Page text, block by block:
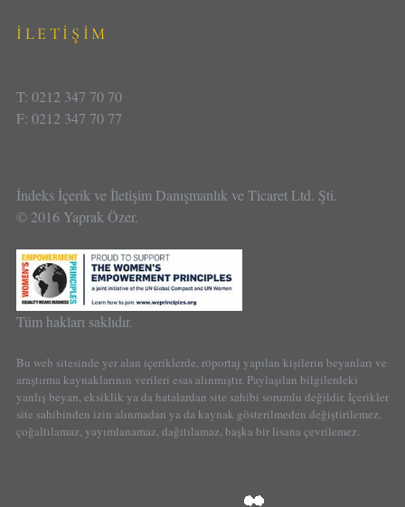
İLETİŞİM
T: 0212 347 70 70
F: 0212 347 70 77
İndeks İçerik ve İletişim Danışmanlık ve Ticaret Ltd. Şti.
© 2016 Yaprak Özer.
Tüm hakları saklıdır.
Bu web sitesinde yer alan içeriklerde, röportaj yapılan kişilerin beyanları ve
araştırma kaynaklarının verileri esas alınmıştır. Paylaşılan bilgilerdeki
yanlış beyan, eksiklik ya da hatalardan site sahibi sorumlu değildir. İçerikler
site sahibinden izin alınmadan ya da kaynak gösterilmeden değiştirilemez,
çoğaltılamaz, yayımlanamaz, dağıtılamaz, başka bir lisana çevrilemez.